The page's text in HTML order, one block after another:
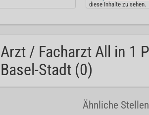
diese Inhalte zu sehen.
Arzt / Facharzt All in 1
Basel-Stadt (0)
Ähnliche